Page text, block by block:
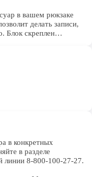
в вашем рюкзаке
делать записи,
Блок скреплен
защитит блокнот от
в конкретных
в разделе
линии 8-800-100-27-27.